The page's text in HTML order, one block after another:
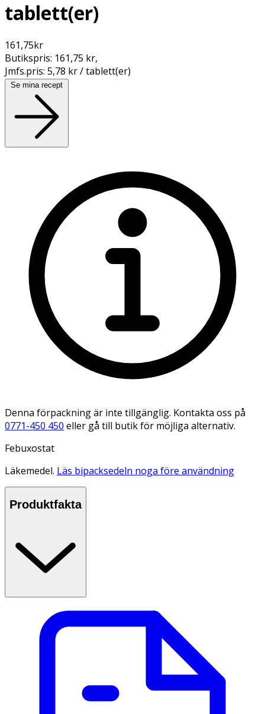
tablett(er)
161,75kr
Butikspris: 161,75 kr,
Jmfs.pris: 5,78 kr / tablett(er)
Se mina recept
Denna förpackning är inte tillgänglig. Kontakta oss på
0771-450 450 eller gå till butik för möjliga alternativ.
Febuxostat
Läkemedel. Läs bipacksedeln noga före användning
Produktfakta